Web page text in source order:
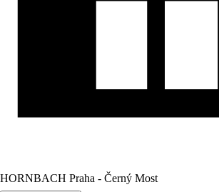
HORNBACH Praha - Černý Most